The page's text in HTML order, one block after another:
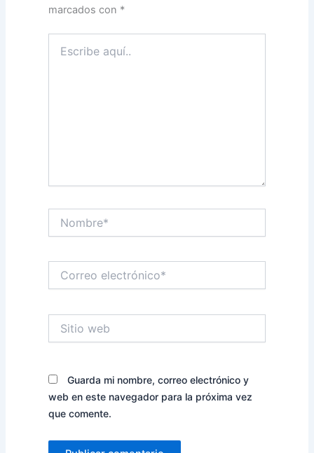
marcados con *
aquí..
electrónico*
web
Guarda mi nombre, correo electrónico y
web en este navegador para la próxima vez
que comente.